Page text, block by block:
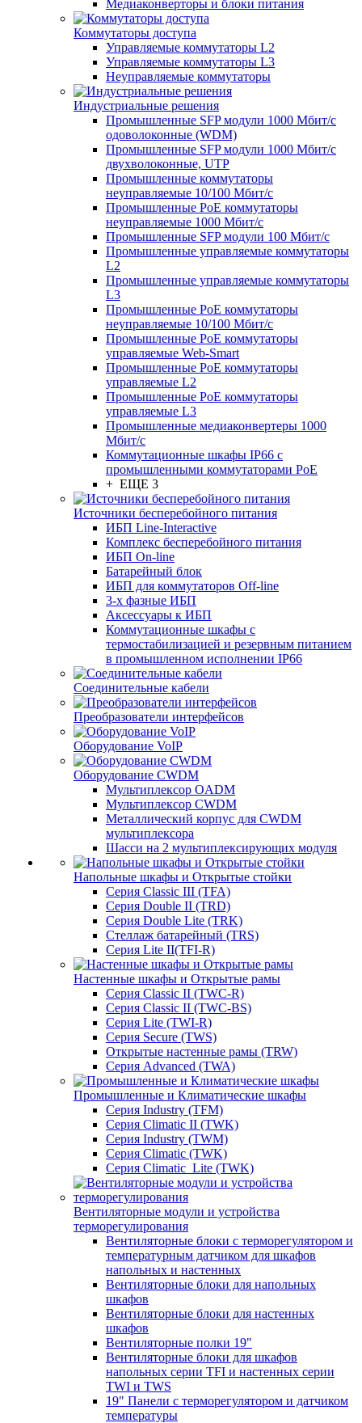
Медиаконверторы и блоки питания
Коммутаторы доступа
Управляемые коммутаторы L2
Управляемые коммутаторы L3
Неуправляемые коммутаторы
Индустриальные решения
Промышленные SFP модули 1000 Мбит/c
одоволоконные (WDM)
Промышленные SFP модули 1000 Мбит/c
двухволоконные, UTP
Промышленные коммутаторы
неуправляемые 10/100 Мбит/с
Промышленные PoE коммутаторы
неуправляемые 1000 Мбит/с
Промышленные SFP модули 100 Мбит/c
Промышленные управляемые коммутаторы
L2
Промышленные управляемые коммутаторы
L3
Промышленные PoE коммутаторы
неуправляемые 10/100 Мбит/с
Промышленные PoE коммутаторы
управляемые Web-Smart
Промышленные PoE коммутаторы
управляемые L2
Промышленные PoE коммутаторы
управляемые L3
Промышленные медиаконвертеры 1000
Мбит/с
Коммутационные шкафы IP66 c
промышленными коммутаторами PoE
+ ЕЩЕ 3
Источники бесперебойного питания
ИБП Line-Interactive
Комплекс бесперебойного питания
ИБП On-line
Батарейный блок
ИБП для коммутаторов Off-line
3-х фазные ИБП
Аксессуары к ИБП
Коммутационные шкафы с
термостабилизацией и резервным питанием
в промышленном исполнении IP66
Соединительные кабели
Преобразователи интерфейсов
Оборудование VoIP
Оборудование CWDM
Мультиплекcор OADM
Мультиплексор CWDM
Металлический корпус для CWDM
мультиплексора
Шасси на 2 мультиплексирующих модуля
Напольные шкафы и Открытые стойки
Серия Classic III (TFA)
Серия Double II (TRD)
Серия Double Lite (TRK)
Стеллаж батарейный (TRS)
Серия Lite II(TFI-R)
Настенные шкафы и Открытые рамы
Серия Classic II (TWC-R)
Серия Classic II (TWC-BS)
Серия Lite (TWI-R)
Серия Secure (TWS)
Открытые настенные рамы (TRW)
Серия Advanced (TWA)
Промышленные и Климатические шкафы
Серия Industry (TFM)
Серия Climatic II (TWK)
Серия Industry (TWM)
Серия Climatic (TWK)
Серия Climatic_Lite (TWK)
Вентиляторные модули и устройства
терморегулирования
Вентиляторные блоки с терморегулятором и
температурным датчиком для шкафов
напольных и настенных
Вентиляторные блоки для напольных
шкафов
Вентиляторные блоки для настенных
шкафов
Вентиляторные полки 19"
Вентиляторные блоки для шкафов
напольных серии TFI и настенных серии
TWI и TWS
19" Панели с терморегулятором и датчиком
температуры